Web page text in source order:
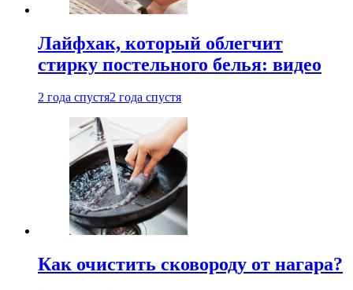
Лайфхак, который облегчит
стирку постельного белья: видео
2 года спустя2 года спустя
Как очистить сковороду от нагара?